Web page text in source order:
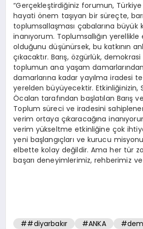
“Gerçekleştirdiğiniz forumun, Türkiye
hayati önem taşıyan bir süreçte,
toplumsallaşması çabalarına büyük
inanıyorum. Toplumsallığın yerellikle
olduğunu düşünürsek, bu katkının
çıkacaktır. Barış, özgürlük, demokrasi
toplumun ana yaşam
damarlarına kadar yayılma iradesi
yerelden büyüyecektir. Etkinliğinizin,
Öcalan tarafından başlatılan Barış
Toplum süreci ve iradesini
verim ortaya çıkaracağına
verim yükseltme etkinliğine çok
yeni başlangıçları ve kurucu
elbette kolay değildir. Ama her tür
başarı deneyimlerimiz, rehberimiz
##diyarbakır #ANKA